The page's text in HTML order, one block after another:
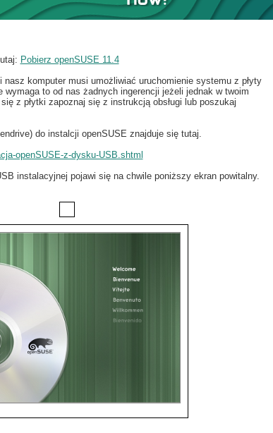
Pobierz openSUSE 11.4
komputer musi umożliwiać uruchomienie systemu z płyty
wymaga to od nas żadnych ingerencji jeżeli jednak w twoim
z płytki zapoznaj się z instrukcją obsługi lub poszukaj
do instalcji openSUSE znajduje się tutaj.
openSUSE-z-dysku-USB.shtml
instalacyjnej pojawi się na chwile poniższy ekran powitalny.